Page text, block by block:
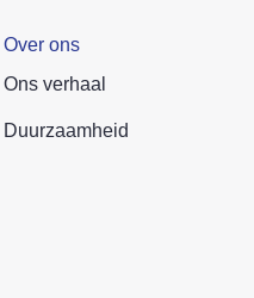
Over ons
Ons verhaal
Duurzaamheid